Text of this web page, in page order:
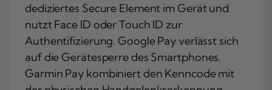
dediziertes Secure Element im Gerät und
nutzt Face ID oder Touch ID zur
Authentifizierung. Google Pay verlässt sich
auf die Gerätesperre des Smartphones.
Garmin Pay kombiniert den Kenncode mit